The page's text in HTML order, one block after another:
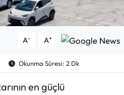
A- A+
Okunma Süresi: 2 Dk
en güçlü